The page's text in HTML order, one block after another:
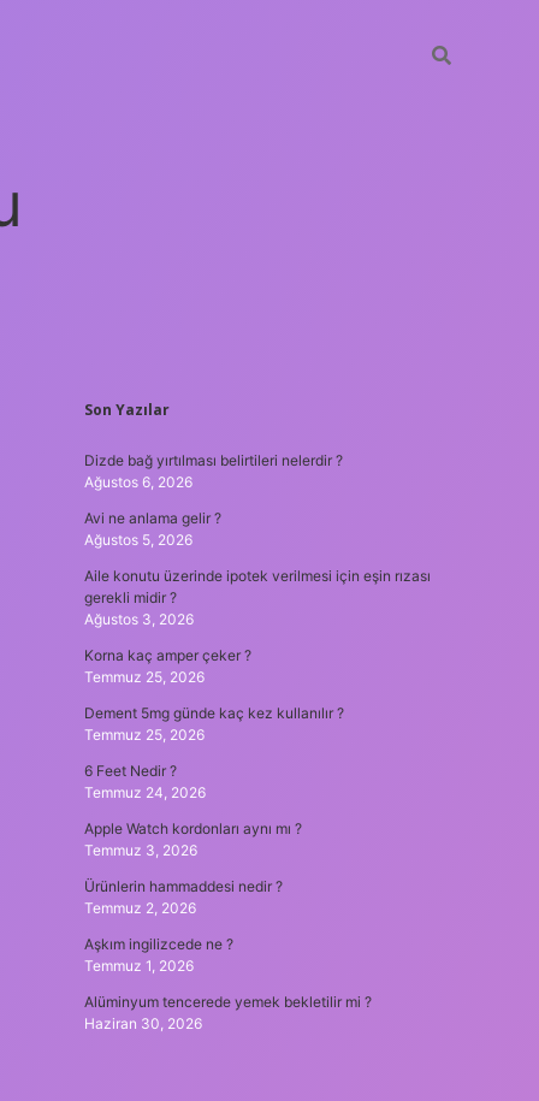
SIDEBAR
Son Yazılar
Dizde bağ yırtılması belirtileri nelerdir ?
Ağustos 6, 2026
Avi ne anlama gelir ?
Ağustos 5, 2026
Aile konutu üzerinde ipotek verilmesi için eşin rızası
gerekli midir ?
Ağustos 3, 2026
Korna kaç amper çeker ?
Temmuz 25, 2026
Dement 5mg günde kaç kez kullanılır ?
Temmuz 25, 2026
6 Feet Nedir ?
Temmuz 24, 2026
Apple Watch kordonları aynı mı ?
Temmuz 3, 2026
Ürünlerin hammaddesi nedir ?
Temmuz 2, 2026
Aşkım ingilizcede ne ?
Temmuz 1, 2026
Alüminyum tencerede yemek bekletilir mi ?
Haziran 30, 2026
güncel girişilbet casino